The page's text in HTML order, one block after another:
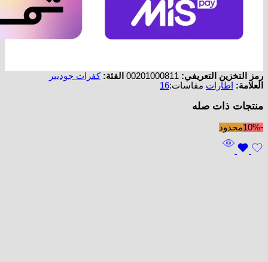
رمز التخزين التعريفي: 00201000811 الفئة: كفرات جوديير
العلامة: اطارات مقاسات:16
منتجات ذات صله
-10% محدود